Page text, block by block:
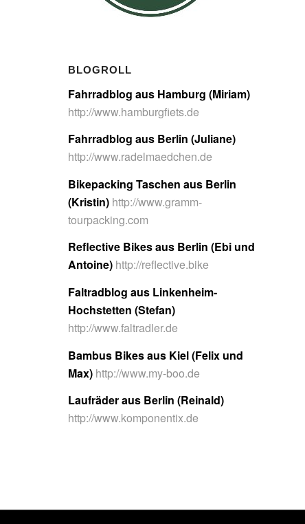
BLOGROLL
Fahrradblog aus Hamburg (Miriam)
http://www.hamburgfiets.de
Fahrradblog aus Berlin (Juliane)
http://www.radelmaedchen.de
Bikepacking Taschen aus Berlin
(Kristin) http://www.gramm-
tourpacking.com
Reflective Bikes aus Berlin (Ebi und
Antoine) http://reflective.bike
Faltradblog aus Linkenheim-
Hochstetten (Stefan)
http://www.faltradler.de
Bambus Bikes aus Kiel (Felix und
Max) http://www.my-boo.de
Laufräder aus Berlin (Reinald)
http://www.komponentix.de